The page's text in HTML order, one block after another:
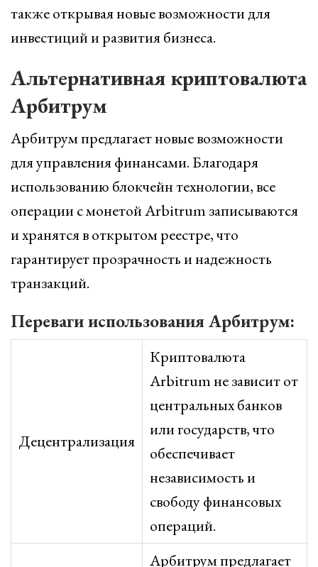
также открывая новые возможности для
инвестиций и развития бизнеса.
Альтернативная криптовалюта
Арбитрум
Арбитрум предлагает новые возможности
для управления финансами. Благодаря
использованию блокчейн технологии, все
операции с монетой Arbitrum записываются
и хранятся в открытом реестре, что
гарантирует прозрачность и надежность
транзакций.
Переваги использования Арбитрум:
Децентрализация
Криптовалюта
Arbitrum не зависит от
центральных банков
или государств, что
обеспечивает
независимость и
свободу финансовых
операций.
Арбитрум предлагает